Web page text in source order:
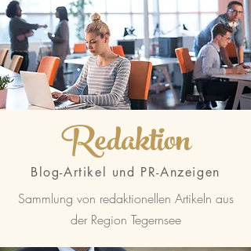
Redaktion
Blog-Artikel und PR-Anzeigen
Sammlung von redaktionellen Artikeln aus
der Region Tegernsee